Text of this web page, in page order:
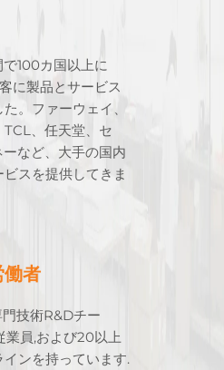
100カ国以上に
に製品とサービス
。ファーウェイ、
、任天堂、セ
など、大手の国内
スを提供してきま
働者
技術R&Dチー
業員,および20以上
ンを持っています.